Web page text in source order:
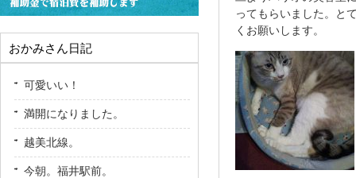
ってもらいました。と
くお願いします。
おかみさん日記
可愛いい！
満開になりました。
越美北線。
今朝。福井駅前。